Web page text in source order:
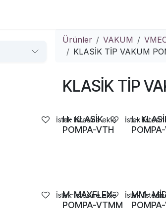
Ürünler VAKUM
KLASİK TİP VAKUM
KLASİK TİP
H- KLASİK
POMPA-VTH
İstek listesine ekle
L-
İstek
M-MAXFLEX
POMPA-VTMM
İstek listesine ekle
MM-
İstek